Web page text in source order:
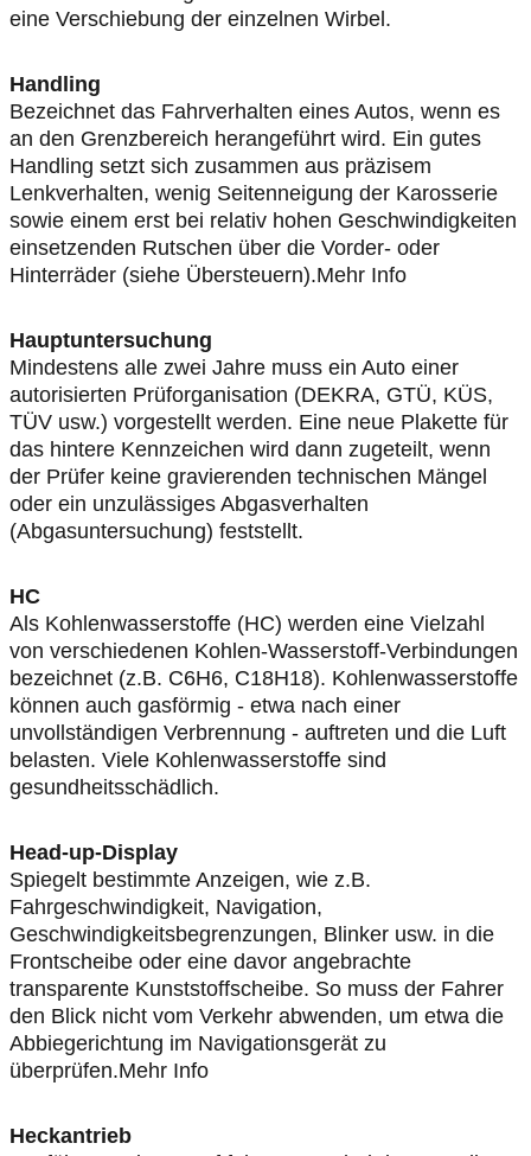
eine Verschiebung der einzelnen Wirbel.
Handling
Bezeichnet das Fahrverhalten eines Autos, wenn es
an den Grenzbereich herangeführt wird. Ein gutes
Handling setzt sich zusammen aus präzisem
Lenkverhalten, wenig Seitenneigung der Karosserie
sowie einem erst bei relativ hohen Geschwindigkeiten
einsetzenden Rutschen über die Vorder- oder
Hinterräder (siehe Übersteuern).Mehr Info
Hauptuntersuchung
Mindestens alle zwei Jahre muss ein Auto einer
autorisierten Prüforganisation (DEKRA, GTÜ, KÜS,
TÜV usw.) vorgestellt werden. Eine neue Plakette für
das hintere Kennzeichen wird dann zugeteilt, wenn
der Prüfer keine gravierenden technischen Mängel
oder ein unzulässiges Abgasverhalten
(Abgasuntersuchung) feststellt.
HC
Als Kohlenwasserstoffe (HC) werden eine Vielzahl
von verschiedenen Kohlen-Wasserstoff-Verbindungen
bezeichnet (z.B. C6H6, C18H18). Kohlenwasserstoffe
können auch gasförmig - etwa nach einer
unvollständigen Verbrennung - auftreten und die Luft
belasten. Viele Kohlenwasserstoffe sind
gesundheitsschädlich.
Head-up-Display
Spiegelt bestimmte Anzeigen, wie z.B.
Fahrgeschwindigkeit, Navigation,
Geschwindigkeitsbegrenzungen, Blinker usw. in die
Frontscheibe oder eine davor angebrachte
transparente Kunststoffscheibe. So muss der Fahrer
den Blick nicht vom Verkehr abwenden, um etwa die
Abbiegerichtung im Navigationsgerät zu
überprüfen.Mehr Info
Heckantrieb